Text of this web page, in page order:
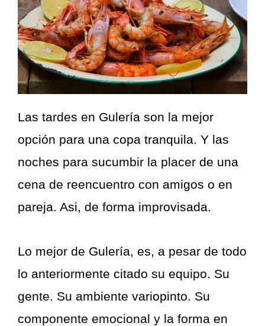
Las tardes en Gulería son la mejor
opción para una copa tranquila. Y las
noches para sucumbir la placer de una
cena de reencuentro con amigos o en
pareja. Asi, de forma improvisada.
Lo mejor de Gulería, es, a pesar de todo
lo anteriormente citado su equipo. Su
gente. Su ambiente variopinto. Su
componente emocional y la forma en